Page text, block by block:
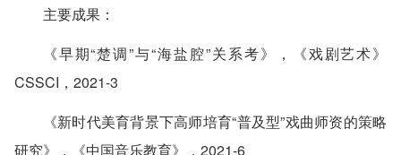
主要成果：
《早期“楚调”与“海盐腔”关系考》，《戏剧艺术》
CSSCI，2021-3
《新时代美育背景下高师培育“普及型”戏曲师资的策略
研究》，《中国音乐教育》，2021-6